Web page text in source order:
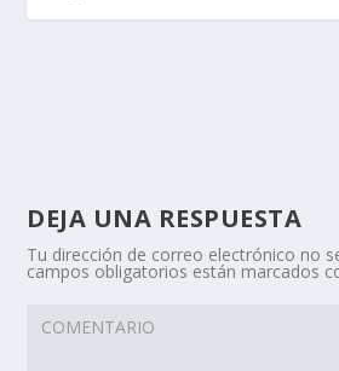
DEJA UNA RESPUESTA
Tu dirección de correo electrónico no
campos obligatorios están marcados